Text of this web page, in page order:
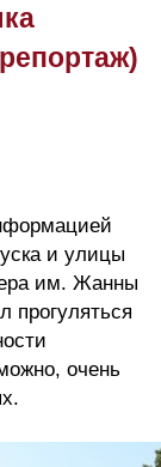
и улицы
им. Жанны
прогуляться
очень